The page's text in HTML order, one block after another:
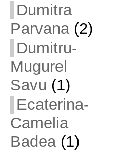
Dumitra
Parvana(2)
Dumitru-
Mugurel
Savu (1)
Ecaterina-
Camelia
Badea(1)